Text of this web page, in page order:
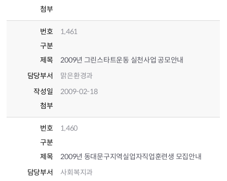
첨부
번호
1,461
구분
제목
2009년 그린스타트운동 실천사업 공모안내
담당부서
맑은환경과
작성일
2009-02-18
첨부
번호
1,460
구분
제목
2009년 동대문구지역실업자직업훈련생 모집안내
담당부서
사회복지과